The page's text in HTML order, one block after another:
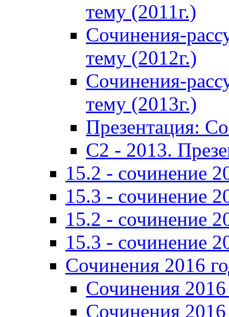
тему (2011г.)
Сочинения-
тему (2012г.)
Сочинения-
тему (2013г.)
Презентация:
C2 - 2013.
15.2 - сочинение
15.3 - сочинение
15.2 - сочинение
15.3 - сочинение
Сочинения 2016
Сочинения
Сочинения